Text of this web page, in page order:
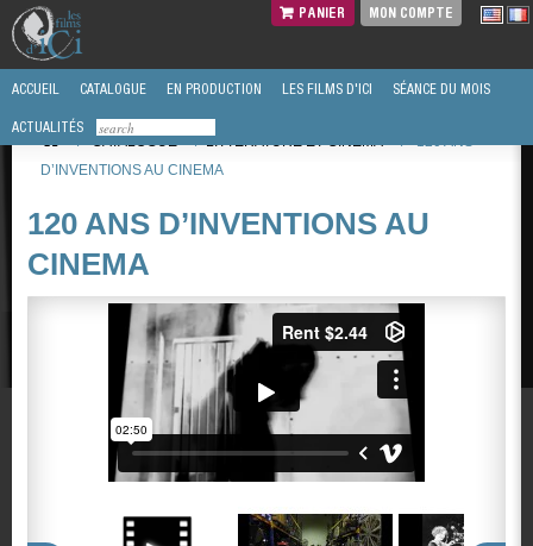
PANIER MON COMPTE
ACCUEIL CATALOGUE EN PRODUCTION LES FILMS D'ICI SÉANCE DU MOIS
ACTUALITÉS
/
CATALOGUE / LITTÉRATURE ET CINEMA /
120 ANS
D’INVENTIONS AU CINEMA
120 ANS D’INVENTIONS AU
CINEMA